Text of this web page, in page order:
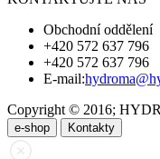
Obchodní oddělení
+420 572 637 796
+420 572 637 796
E-mail:
Copyright © 2016;
e-shop Kontakty